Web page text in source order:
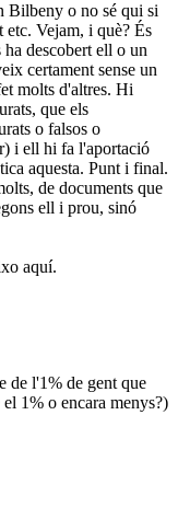
Bilbeny o no sé qui si
etc. Vejam, i què? És
ha descobert ell o un
certament sense un
molts d'altres. Hi
que els
o falsos o
i ell hi fa l'aportació
aquesta. Punt i final.
de documents que
ell i prou, sinó
aquí.
de l'1% de gent que
1% o encara menys?)